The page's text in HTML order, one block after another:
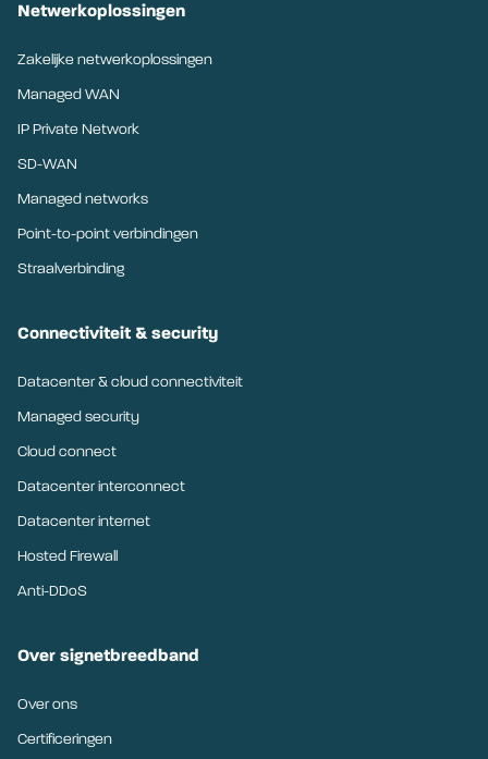
Netwerkoplossingen
Zakelijke netwerkoplossingen
Managed WAN
IP Private Network
SD-WAN
Managed networks
Point-to-point verbindingen
Straalverbinding
Connectiviteit & security
Datacenter & cloud connectiviteit
Managed security
Cloud connect
Datacenter interconnect
Datacenter internet
Hosted Firewall
Anti-DDoS
Over signetbreedband
Over ons
Certificeringen